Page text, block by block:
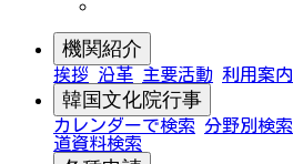
機関紹介
挨拶 沿革 主要活動 利用案内
韓国文化院行事
カレンダーで検索 分野別検索
道資料検索